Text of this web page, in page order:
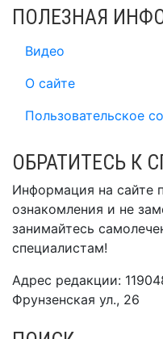
ПОЛЕЗНАЯ
Видео
О сайте
Пользовательское
ОБРАТИТЕСЬ К
Информация на сайте
ознакомления и не
занимайтесь
специалистам!
Адрес редакции:
Фрунзенская ул., 26